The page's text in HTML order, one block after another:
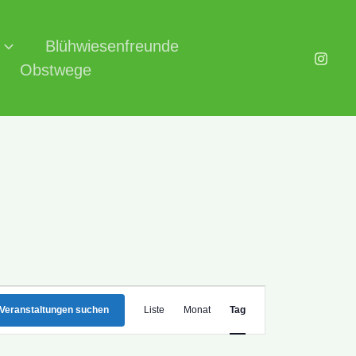
Blühwiesenfreunde
Obstwege
Veranstaltungen suchen Liste Monat Tag